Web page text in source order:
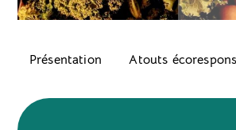
Présentation Atouts